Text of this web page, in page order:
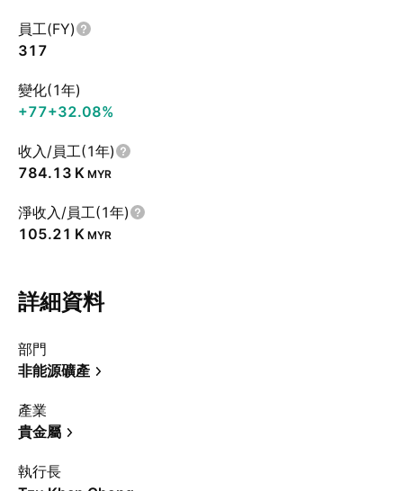
員工(FY)
317
變化(1年)
+77+32.08%
收入/員工(1年)
‪784.13 K‬ MYR
淨收入/員工(1年)
‪105.21 K‬ MYR
詳細資料
部門
非能源礦產
產業
貴金屬
執行長